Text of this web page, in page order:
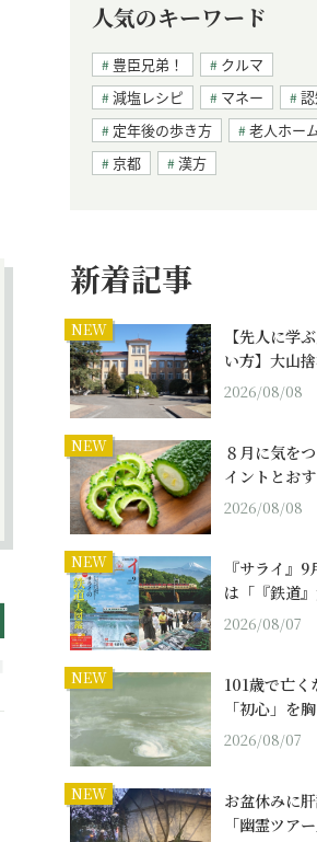
人気のキーワード
豊臣兄弟！
クルマ
減塩レシピ
マネー
定年後の歩き方
老人ホー
京都
漢方
新着記事
NEW
【先人に学
い方】大山
2026/08/08
NEW
８月に気を
イントとお
2026/08/08
NEW
『サライ』
は「『鉄道
2026/08/07
NEW
101歳で亡く
「初心」を
2026/08/07
NEW
お盆休みに
「幽霊ツア